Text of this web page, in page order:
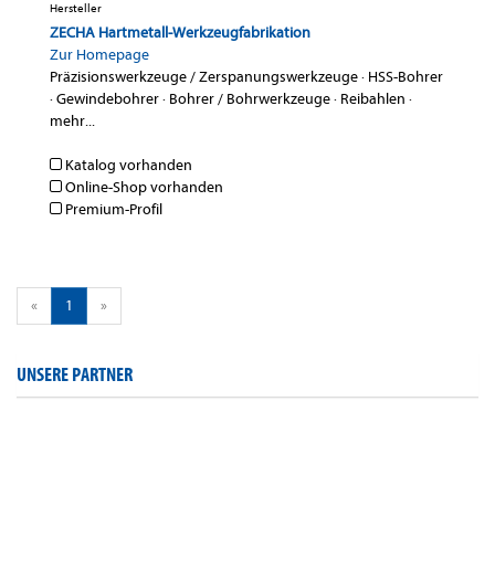
Hersteller
ZECHA Hartmetall-Werkzeugfabrikation
Zur Homepage
Präzisionswerkzeuge / Zerspanungswerkzeuge· HSS-Bohrer
·Gewindebohrer· Bohrer / Bohrwerkzeuge· Reibahlen ·
mehr...
Katalog vorhanden
Online-Shop vorhanden
Premium-Profil
« 1 »
UNSERE PARTNER